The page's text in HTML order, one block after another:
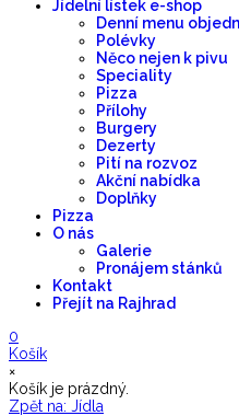
Jídelní lístek e-shop
Denní menu
Polévky
Něco nejen k pivu
Speciality
Pizza
Přílohy
Burgery
Dezerty
Pití na rozvoz
Akční nabídka
Doplňky
Pizza
O nás
Galerie
Pronájem stánků
Kontakt
Přejít na Rajhrad
0
Košík
×
Košík je prázdný.
Zpět na: Jídla